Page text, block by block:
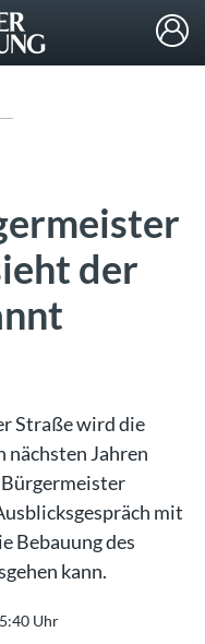
der
Straße wird die
nächsten Jahren
mit
Bebauung des
kann.
Uhr